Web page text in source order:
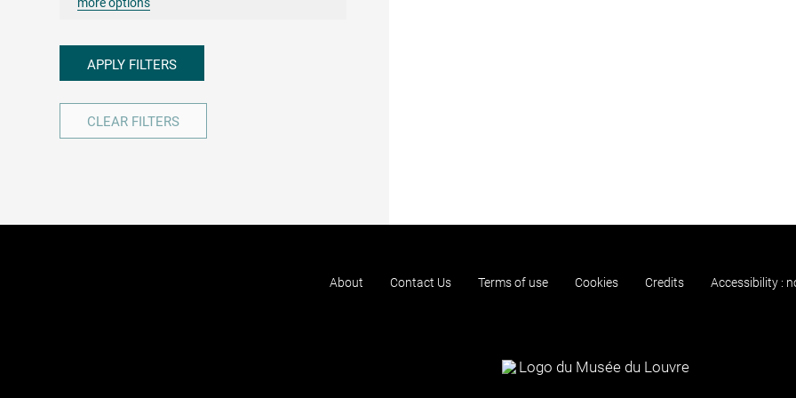
APPLY FILTERS
CLEAR FILTERS
About Contact Us Terms of use Cookies Credits Accessibility :